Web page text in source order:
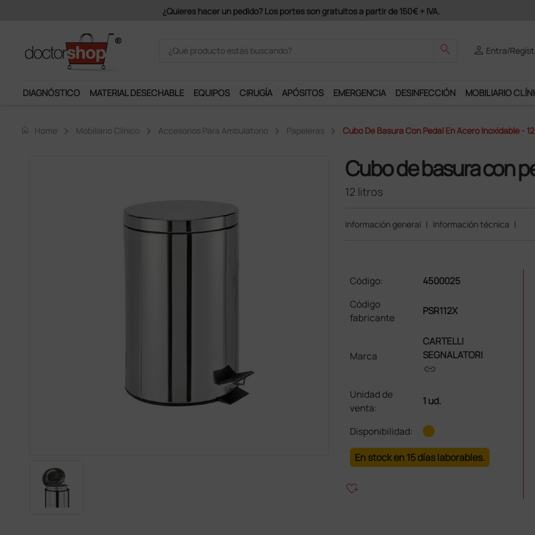
Únete al programa Ds Plus y
search person Entra/
DIAGNÓSTICO MATERIAL DESECHABLE EQUIPOS CIRUGÍA APÓSITOS EMERGENCIA DESINFECCIÓN MOBILIARIO
home Home Mobiliario Clínico Accesorios Para Ambulatorio Papeleras Cubo De Basura Con Pedal En Acero Inoxidable -
Cubo de basura con
12 litros
Información general | Información técnica |
Código:
4500025
Código
fabricante
PSR112X
Marca
CARTELLI
SEGNALATORI
link
Unidad de
venta:
1 ud.
Disponibilidad:
En stock en 15 días laborables.
heart_plus